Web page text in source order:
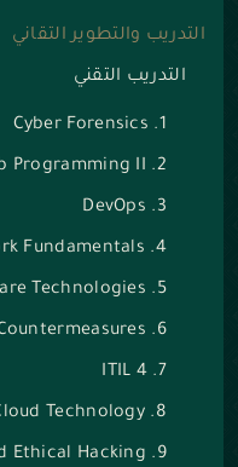
التدريب والتطوير التقاني
التدريب التقني
Cyber Forensics
Programming II
DevOps
Fundamentals
Technologies
ITIL 4
Technology
Ethical Hacking